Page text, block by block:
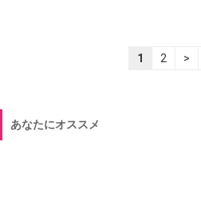
1 2 >
あなたにオススメ